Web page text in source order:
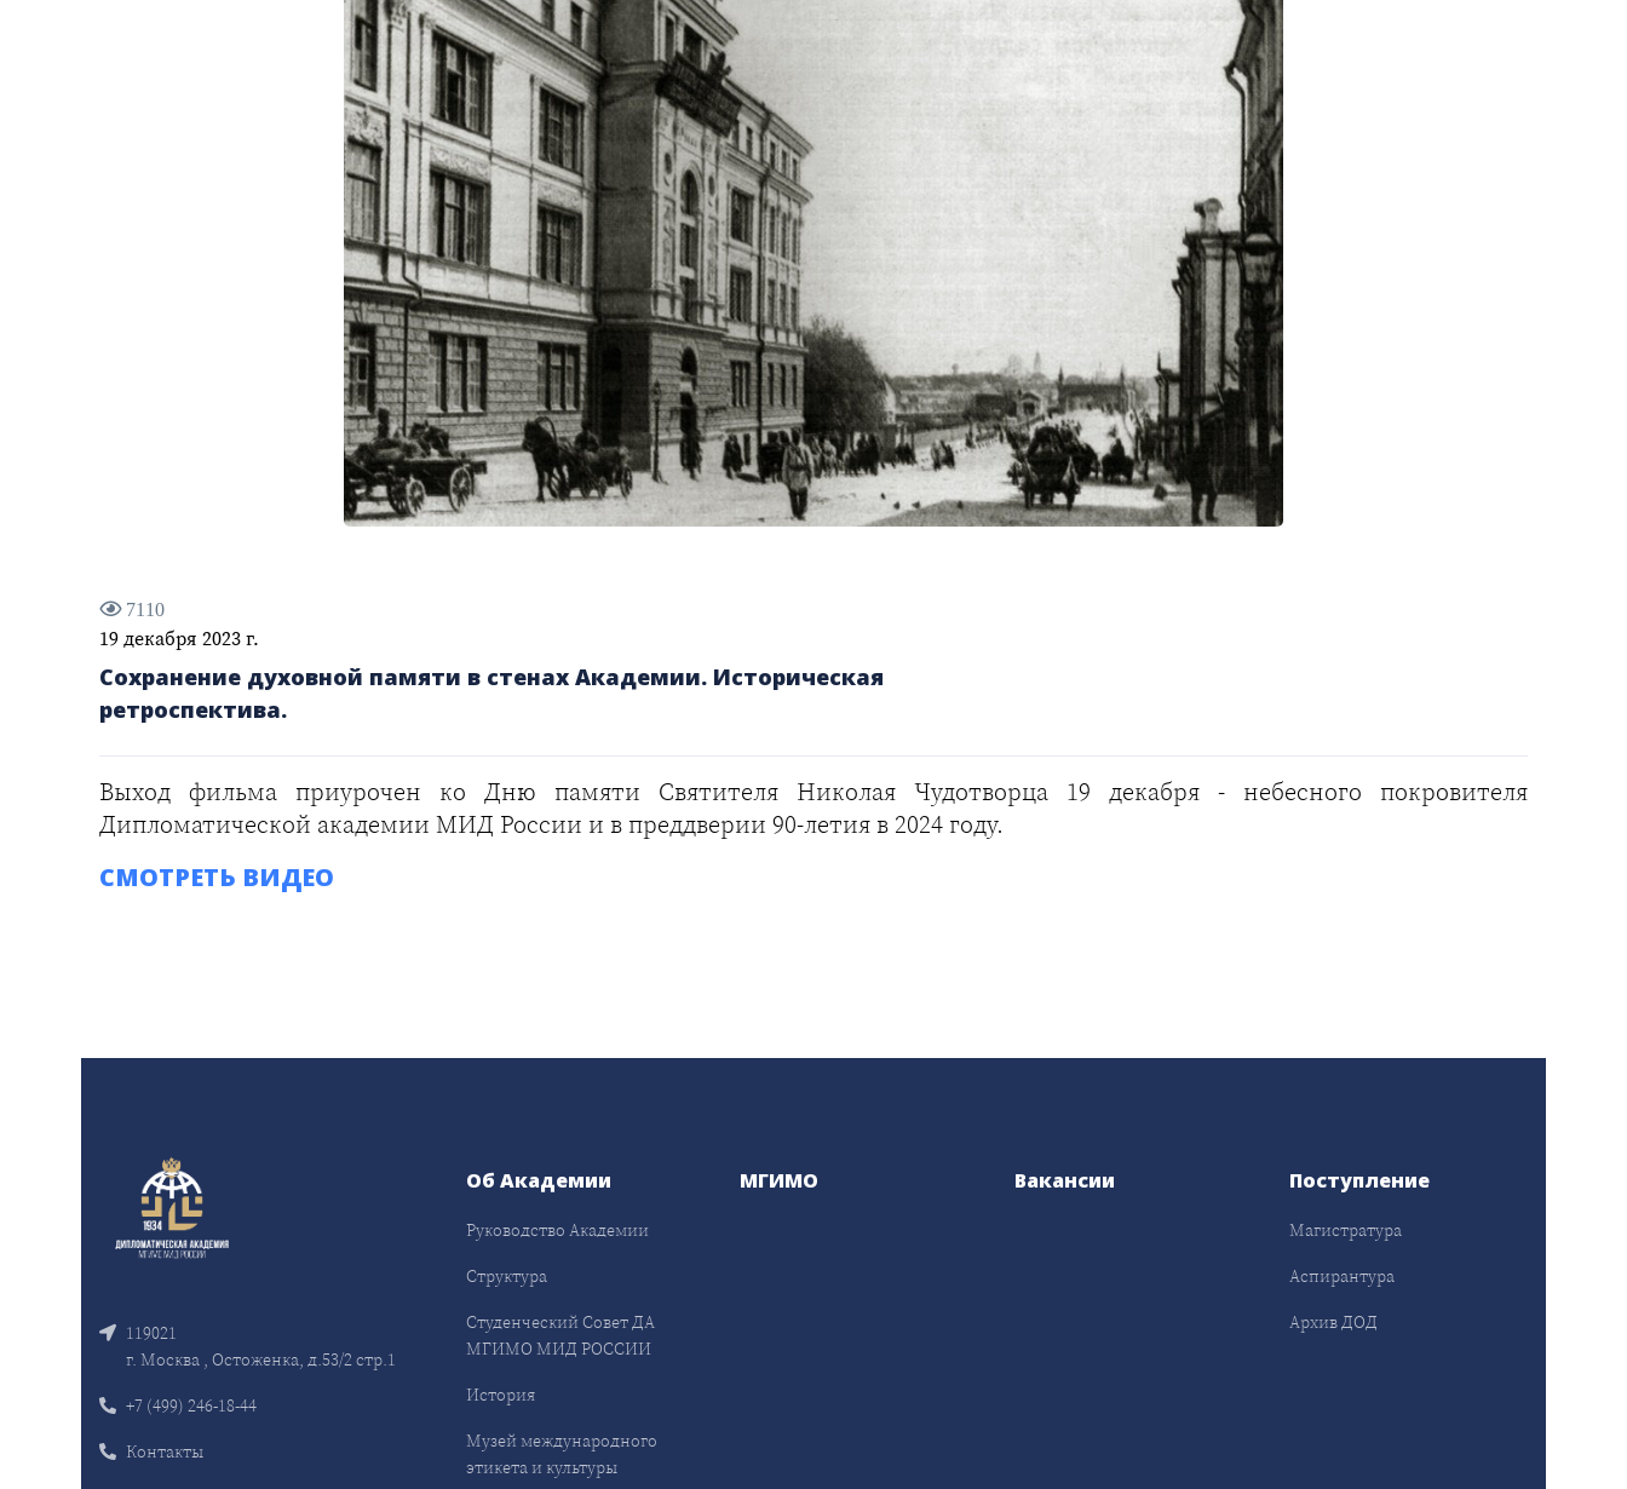
7110
19 декабря 2023 г.
Сохранение духовной памяти в стенах Академии. Историческая
ретроспектива.
Выход фильма приурочен ко Дню памяти Святителя Николая Чудотворца 19 декабря - небесного покровителя
Дипломатической академии МИД России и в преддверии 90-летия в 2024 году.
СМОТРЕТЬ ВИДЕО
119021
г. Москва , Остоженка, д.53/2 стр.1
+7 (499) 246-18-44
Контакты
Об Академии
Руководство Академии
Структура
Студенческий Совет ДА
МГИМО МИД РОССИИ
История
Музей международного
этикета и культуры
МГИМО Вакансии Поступление
Магистратура
Аспирантура
Архив ДОД